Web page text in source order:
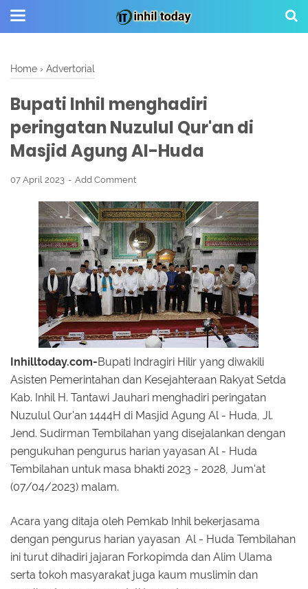
Home › Advertorial
Bupati Inhil menghadiri
peringatan Nuzulul Qur'an di
Masjid Agung Al-Huda
07 April 2023 Add Comment
Inhilltoday.com-Bupati Indragiri Hilir yang diwakili
Asisten Pemerintahan dan Kesejahteraan Rakyat Setda
Kab. Inhil H. Tantawi Jauhari menghadiri peringatan
Nuzulul Qur'an 1444H di Masjid Agung Al - Huda, Jl.
Jend. Sudirman Tembilahan yang disejalankan dengan
pengukuhan pengurus harian yayasan Al - Huda
Tembilahan untuk masa bhakti 2023 - 2028, Jum'at
(07/04/2023) malam.
Acara yang ditaja oleh Pemkab Inhil bekerjasama
dengan pengurus harian yayasan Al - Huda Tembilahan
ini turut dihadiri jajaran Forkopimda dan Alim Ulama
serta tokoh masyarakat juga kaum muslimin dan